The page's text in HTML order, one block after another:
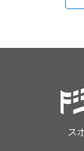
ス